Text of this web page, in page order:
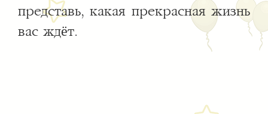
представь, какая прекрасная жизнь
вас ждёт.